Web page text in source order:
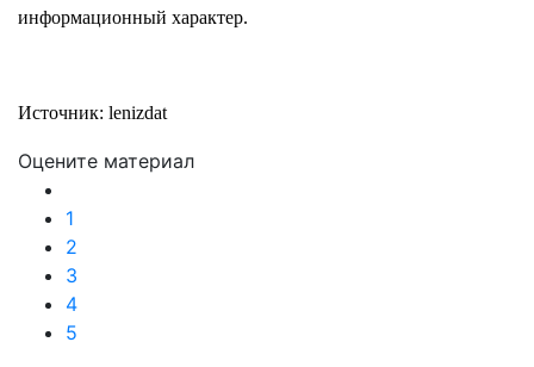
информационный характер.
Источник: lenizdat
Оцените материал
1
2
3
4
5